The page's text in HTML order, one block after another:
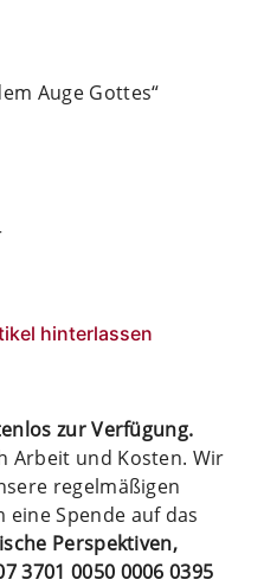
Auge Gottes“
hinterlassen
zur Verfügung.
Arbeit und Kosten. Wir
regelmäßigen
eine Spende auf das
Perspektiven,
3701 0050 0006 0395